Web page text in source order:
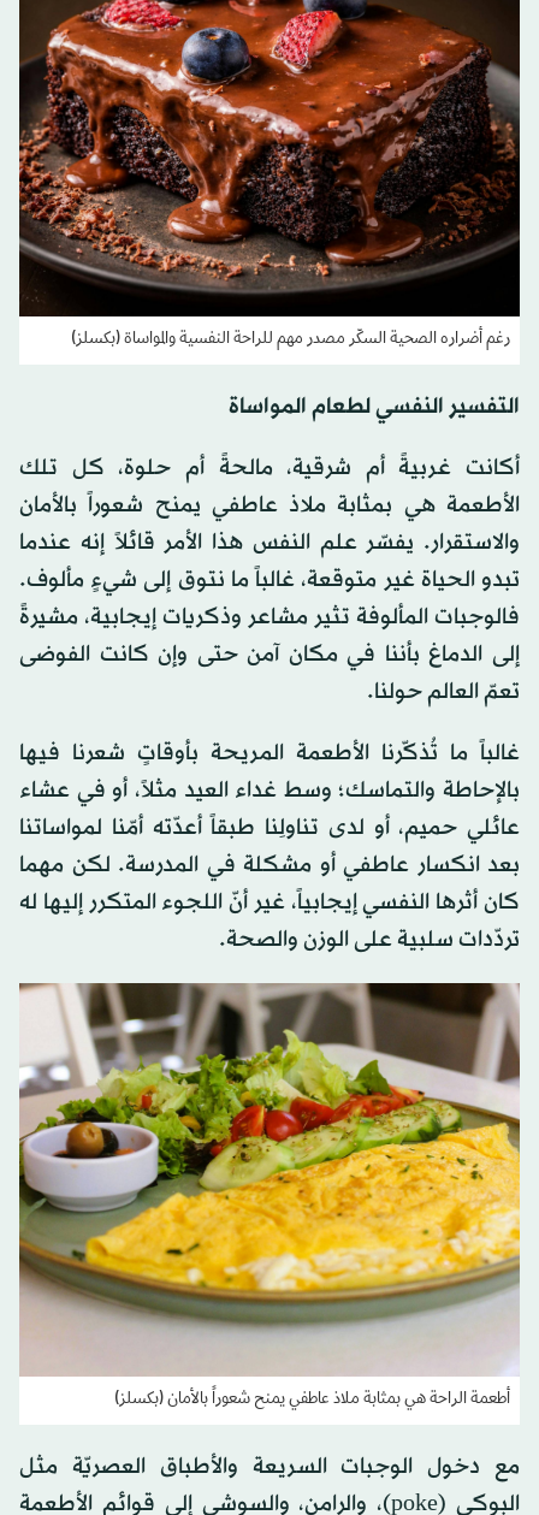
رغم أضراره الصحية السكّر مصدر مهم للراحة النفسية والمواساة (بكسلز)
التفسير النفسي لطعام المواساة
أكانت غربيةً أم شرقية، مالحةً أم حلوة، كل تلك
الأطعمة هي بمثابة ملاذ عاطفي يمنح شعوراً بالأمان
والاستقرار. يفسّر علم النفس هذا الأمر قائلاً إنه عندما
تبدو الحياة غير متوقعة، غالباً ما نتوق إلى شيءٍ مألوف.
فالوجبات المألوفة تثير مشاعر وذكريات إيجابية، مشيرةً
إلى الدماغ بأننا في مكان آمن حتى وإن كانت الفوضى
تعمّ العالم حولنا.
غالباً ما تُذكّرنا الأطعمة المريحة بأوقاتٍ شعرنا فيها
بالإحاطة والتماسك؛ وسط غداء العيد مثلاً، أو في عشاء
عائلي حميم، أو لدى تناولِنا طبقاً أعدّته أمّنا لمواساتنا
بعد انكسار عاطفي أو مشكلة في المدرسة. لكن مهما
كان أثرها النفسي إيجابياً، غير أنّ اللجوء المتكرر إليها له
تردّدات سلبية على الوزن والصحة.
أطعمة الراحة هي بمثابة ملاذ عاطفي يمنح شعوراً بالأمان (بكسلز)
مع دخول الوجبات السريعة والأطباق العصريّة مثل
البوكي (poke)، والرامن، والسوشي إلى قوائم الأطعمة